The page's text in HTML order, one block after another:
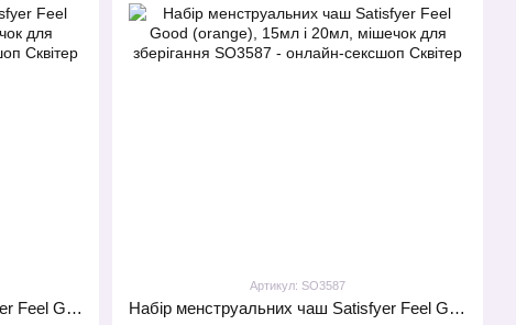
Набір менструальних чаш Satisfyer Feel Good (lila), 15мл та 20мл, мішечок для зберігання
Артикул: SO3587
Набір менструальних чаш Satisfyer Feel Good (orange), 15мл і 20мл, мішечок для зберігання